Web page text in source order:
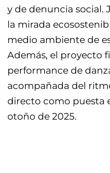
y de denuncia social.
la mirada
medio ambiente de
Además, el proyecto
performance de
acompañada del
directo como puesta
otoño de 2025.